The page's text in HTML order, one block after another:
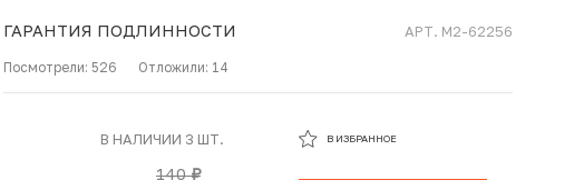
ГАРАНТИЯ ПОДЛИННОСТИ АРТ. M2-62256
Посмотрели: 526 Отложили: 14
В НАЛИЧИИ 3 ШТ.
140руб.
В ИЗБРАННОЕ